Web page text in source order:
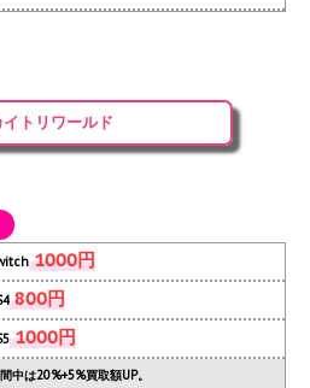
トリワールド
1000円
800円
1000円
中は20%+5%買取額UP。